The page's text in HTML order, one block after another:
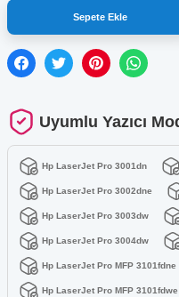
Sepete Ekle
Uyumlu Yazıcı
Hp LaserJet Pro 3001dn
Hp LaserJet Pro 3002dne
Hp LaserJet Pro 3003dw
Hp LaserJet Pro 3004dw
Hp LaserJet Pro MFP 3101fdne
Hp LaserJet Pro MFP 3101fdwe